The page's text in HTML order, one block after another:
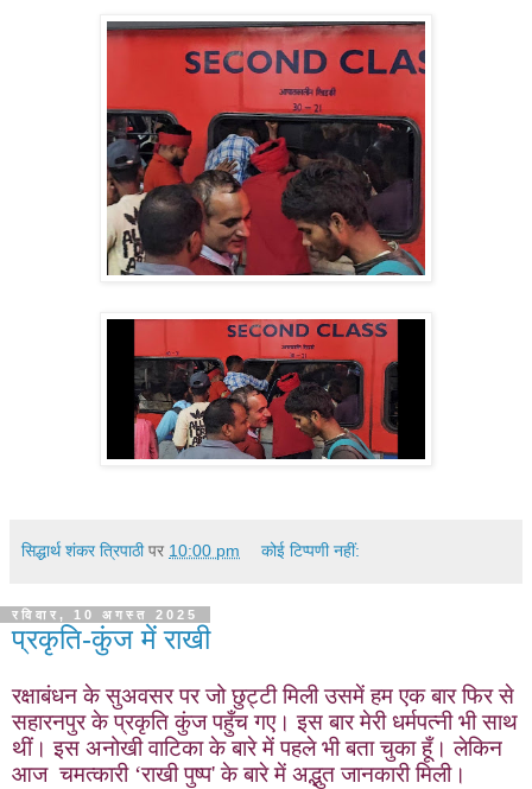
सिद्धार्थ शंकर त्रिपाठी पर 10:00 pm कोई टिप्पणी नहीं:
रविवार, 10 अगस्त 2025
प्रकृति-कुंज में राखी
रक्षाबंधन के सुअवसर पर जो छुट्टी मिली उसमें हम एक बार फिर से
सहारनपुर के प्रकृति कुंज पहुँच गए। इस बार मेरी धर्मपत्नी भी साथ
थीं। इस अनोखी वाटिका के बारे में पहले भी बता चुका हूँ। लेकिन
आज चमत्कारी ‘राखी पुष्प'के बारे में अद्भुत जानकारी मिली।